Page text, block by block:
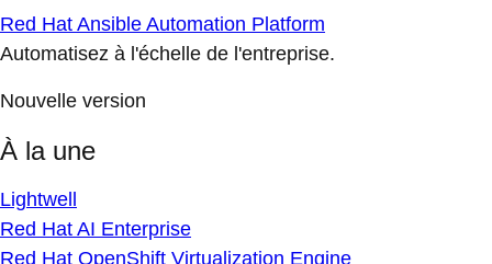
Red Hat Ansible Automation Platform
Automatisez à l'échelle de l'entreprise.
Nouvelle version
À la une
Lightwell
Red Hat AI Enterprise
Red Hat OpenShift Virtualization Engine